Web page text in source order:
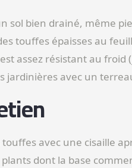
sol bien drainé, même
touffes épaisses au
assez résistant au froid
jardinières avec un
avec une cisaille
dont la base